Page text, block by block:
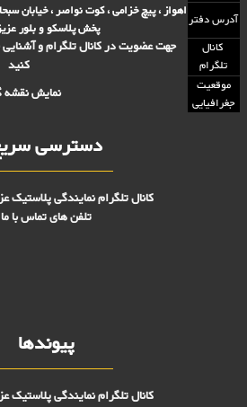
آدرس دفتراهواز ، پیچ خزامی ، کوت نواصر ، خیابان
پخش پلاسکو و بلور
کانال
تلگرام
جهت عضویت در کانال تلگرام و آشنایی
کنید
موقعیت
جغرافیایی
نمایش نقشه
دسترسی
کانال تلگرام نمایندگی پلاستیک
تلفن های تماس با ما
پیوندها
کانال تلگرام نمایندگی پلاستیک